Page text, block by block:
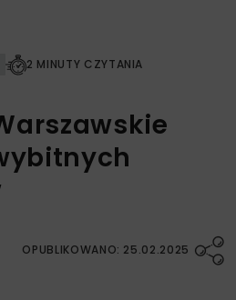
2 MINUTY CZYTANIA
OPUBLIKOWANO: 25.02.2025